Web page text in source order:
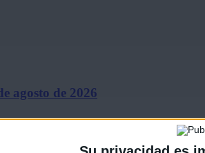
agosto de 2026